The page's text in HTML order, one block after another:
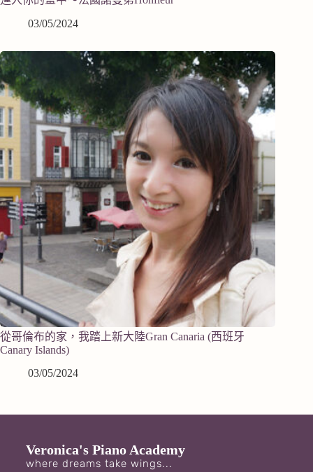
03/05/2024
從哥倫布的家，我踏上新大陸Gran Canaria (西班牙
Canary Islands)
03/05/2024
Veronica's Piano Academy
where dreams take wings...